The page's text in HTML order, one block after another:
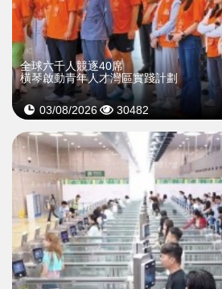
全球六千人競逐40席
橫琴啟動青年人才灣區實踐計劃
03/08/2026 30482